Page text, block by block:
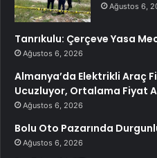
Ağustos 6,
Tanrıkulu: Çerçeve Yasa
Ağustos 6, 2026
Almanya’da Elektrikli Araç
Ucuzluyor, Ortalama Fiyat
Ağustos 6, 2026
Bolu Oto Pazarında
Ağustos 6, 2026